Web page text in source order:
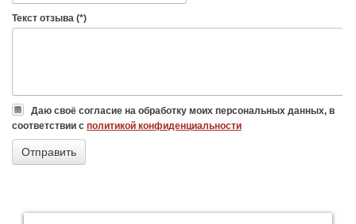
Текст отзыва (*)
Даю своё согласие на обработку моих персональных данных, в
соответствии с политикой конфиденциальности